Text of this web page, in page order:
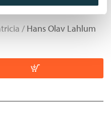
/ Hans Olav Lahlum